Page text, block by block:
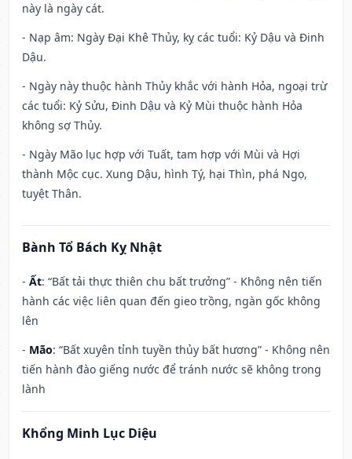
này là ngày cát.
- Nạp âm: Ngày Đại Khê Thủy, kỵ các tuổi: Kỷ Dậu và Đinh
Dậu.
- Ngày này thuộc hành Thủy khắc với hành Hỏa, ngoại trừ
các tuổi: Kỷ Sửu, Đinh Dậu và Kỷ Mùi thuộc hành Hỏa
không sợ Thủy.
- Ngày Mão lục hợp với Tuất, tam hợp với Mùi và Hợi
thành Mộc cục. Xung Dậu, hình Tý, hại Thìn, phá Ngọ,
tuyệt Thân.
Bành Tổ Bách Kỵ Nhật
- Ất: “Bất tải thực thiên chu bất trưởng” - Không nên tiến
hành các việc liên quan đến gieo trồng, ngàn gốc không
lên
- Mão: “Bất xuyên tỉnh tuyền thủy bất hương” - Không nên
tiến hành đào giếng nước để tránh nước sẽ không trong
lành
Khổng Minh Lục Diệu